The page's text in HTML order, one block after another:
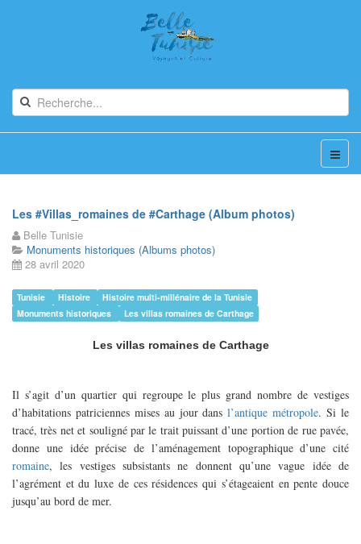
Les #Villas_romaines de #Carthage (Album photos)
Belle Tunisie
Monuments historiques (Albums photos)
28 avril 2020
Tunisie Histoire
Histoire multi-millénaire de la Tunisie
Monuments historiques
Les villas romaines de Carthage
Les villas romaines de Carthage
Il s’agit d’un quartier qui regroupe le plus grand nombre de vestiges
d’habitations patriciennes mises au jour dansl’antique métropole. Si le
tracé, très net et souligné par le trait puissant d’une portion de rue pavée,
donne une idée précise de l’aménagement topographique d’une cité
romaine, les vestiges subsistants ne donnent qu’une vague idée de
l’agrément et du luxe de ces résidences qui s’étageaient en pente douce
jusqu’au bord de mer.